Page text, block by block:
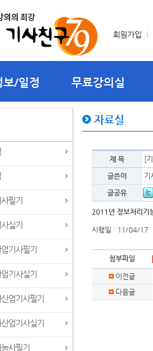
회원가입
보/일정 무료강의실
필기
실기
기사필기
기사실기
업기사필기
업기사실기
사필기
자료실
제 목
[
글쓴이
기
글공유
2011년 정보처리기
시행일 : 11/04/17
첨부파일
이전글
다음글